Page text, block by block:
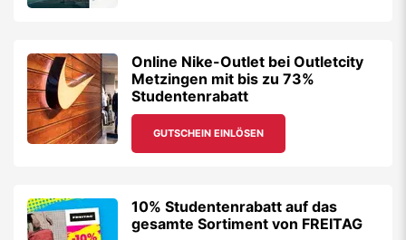
Online Nike-Outlet bei Outletcity
Metzingen mit bis zu 73%
Studentenrabatt
GUTSCHEIN EINLÖSEN
10% Studentenrabatt auf das
gesamte Sortiment von FREITAG